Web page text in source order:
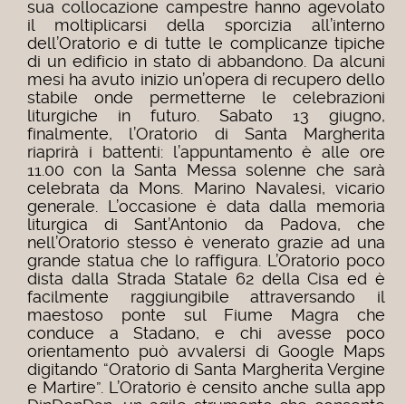
sua collocazione campestre hanno agevolato
il moltiplicarsi della sporcizia all’interno
dell’Oratorio e di tutte le complicanze tipiche
di un edificio in stato di abbandono. Da alcuni
mesi ha avuto inizio un’opera di recupero dello
stabile onde permetterne le celebrazioni
liturgiche in futuro. Sabato 13 giugno,
finalmente, l’Oratorio di Santa Margherita
riaprirà i battenti: l’appuntamento è alle ore
11.00 con la Santa Messa solenne che sarà
celebrata da Mons. Marino Navalesi, vicario
generale. L’occasione è data dalla memoria
liturgica di Sant’Antonio da Padova, che
nell’Oratorio stesso è venerato grazie ad una
grande statua che lo raffigura. L’Oratorio poco
dista dalla Strada Statale 62 della Cisa ed è
facilmente raggiungibile attraversando il
maestoso ponte sul Fiume Magra che
conduce a Stadano, e chi avesse poco
orientamento può avvalersi di Google Maps
digitando “Oratorio di Santa Margherita Vergine
e Martire”. L’Oratorio è censito anche sulla app